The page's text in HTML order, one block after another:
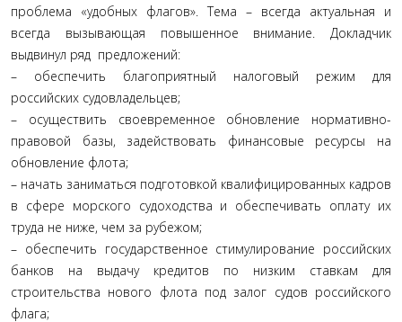
проблема «удобных флагов». Тема – всегда актуальная и
всегда вызывающая повышенное внимание. Докладчик
выдвинул ряд предложений:
– обеспечить благоприятный налоговый режим для
российских судовладельцев;
– осуществить своевременное обновление нормативно-
правовой базы, задействовать финансовые ресурсы на
обновление флота;
– начать заниматься подготовкой квалифицированных кадров
в сфере морского судоходства и обеспечивать оплату их
труда не ниже, чем за рубежом;
– обеспечить государственное стимулирование российских
банков на выдачу кредитов по низким ставкам для
строительства нового флота под залог судов российского
флага;